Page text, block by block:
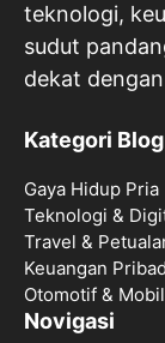
teknologi,
sudut
dekat
Kategori Blog
Gaya Hidup Pria
Teknologi &
Travel &
Keuangan
Otomotif &
Novigasi